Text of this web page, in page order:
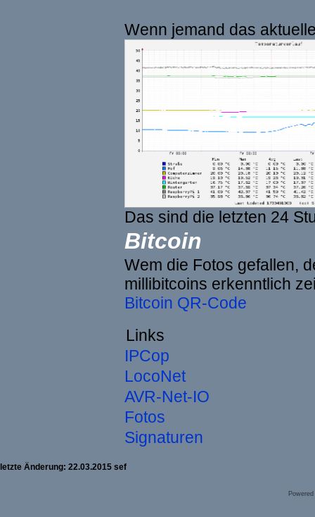
Wenn jemand das
Das sind die letzten 24
Bitcoin
Wem die Fotos gefallen,
millibitcoins erkenntlich
Bitcoin QR-Code
Links
IPCop
LocoNet
AVR-Net-IO
Fotos
Signaturen
letzte Änderung: 22.03.2015 sef